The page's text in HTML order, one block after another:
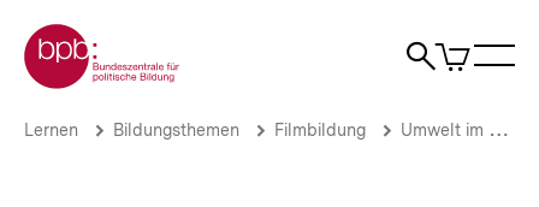
zum
Seiteninhalt
springen
Zur Startseite der bpb
Suche
Artikel
im
LITTLE
Brotkrümelnavigation
Pfadnavigation
Lernen Bildungsthemen Filmbildung Umwelt im Dokumentarfilm